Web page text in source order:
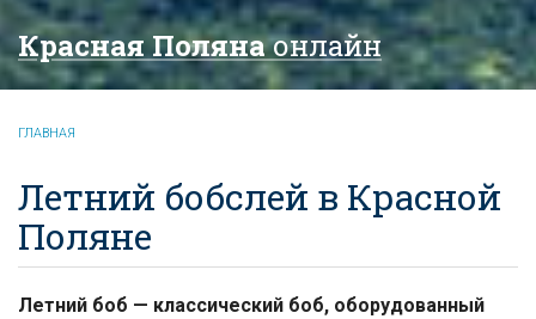
Красная Полянаонлайн
ГЛАВНАЯ
Летний бобслей в Красной
Поляне
Летний боб — классический боб, оборудованный